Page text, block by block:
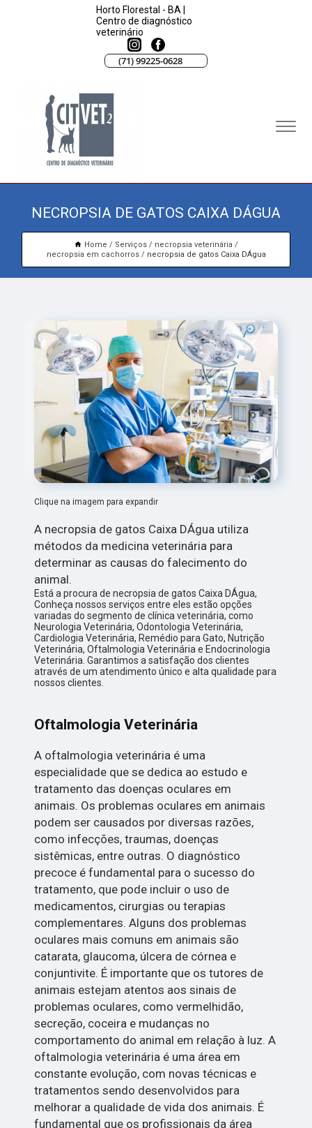
Horto Florestal - BA |
Centro de diagnóstico
veterinário
(71) 99225-0628
NECROPSIA DE GATOS CAIXA DÁGUA
Home Serviços
necropsia veterinária
necropsia em cachorros
necropsia de gatos Caixa DÁgua
Clique na imagem para expandir
A necropsia de gatos Caixa DÁgua utiliza
métodos da medicina veterinária para
determinar as causas do falecimento do
animal.
Está a procura de necropsia de gatos Caixa DÁgua,
Conheça nossos serviços entre eles estão opções
variadas do segmento de clínica veterinária, como
Neurologia Veterinária, Odontologia Veterinária,
Cardiologia Veterinária, Remédio para Gato, Nutrição
Veterinária, Oftalmologia Veterinária e Endocrinologia
Veterinária. Garantimos a satisfação dos clientes
através de um atendimento único e alta qualidade para
nossos clientes.
Oftalmologia Veterinária
A oftalmologia veterinária é uma
especialidade que se dedica ao estudo e
tratamento das doenças oculares em
animais. Os problemas oculares em animais
podem ser causados por diversas razões,
como infecções, traumas, doenças
sistêmicas, entre outras. O diagnóstico
precoce é fundamental para o sucesso do
tratamento, que pode incluir o uso de
medicamentos, cirurgias ou terapias
complementares. Alguns dos problemas
oculares mais comuns em animais são
catarata, glaucoma, úlcera de córnea e
conjuntivite. É importante que os tutores de
animais estejam atentos aos sinais de
problemas oculares, como vermelhidão,
secreção, coceira e mudanças no
comportamento do animal em relação à luz. A
oftalmologia veterinária é uma área em
constante evolução, com novas técnicas e
tratamentos sendo desenvolvidos para
melhorar a qualidade de vida dos animais. É
fundamental que os profissionais da área